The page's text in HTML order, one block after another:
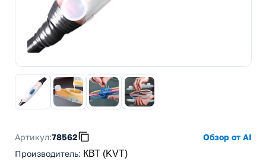
Артикул:78562
Обзор от AI
Производитель: КВТ (KVT)